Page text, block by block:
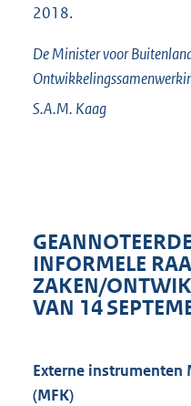
2018.
De Minister voor
S.A.M. Kaag
INFORMELE
ZAKEN/
VAN 14
Externe instrumenten
(MFK)